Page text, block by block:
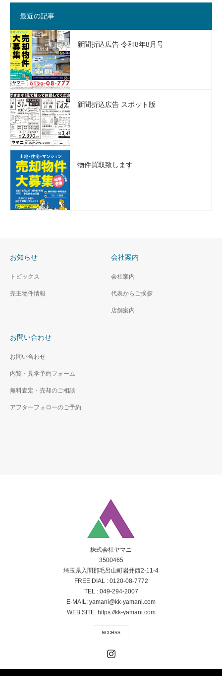
最近の記事
新聞折込広告 令和8年8月号
新聞折込広告 スポット版
物件買取致します
お知らせ
トピックス
売主物件情報
会社案内
会社案内
代表からご挨拶
店舗案内
お問い合わせ
お問い合わせ
内覧・見学予約フォーム
無料査定・売却のご相談
アフターフォローのご予約
株式会社ヤマニ
3500465
埼玉県入間郡毛呂山町岩井西2-11-4
FREE DIAL : 0120-08-7772
TEL : 049-294-2007
E-MAIL: yamani@kk-yamani.com
WEB SITE: https://kk-yamani.com
access